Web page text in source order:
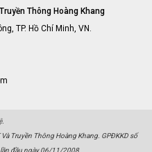
Thông Hoàng Khang
TP. Hồ Chí Minh, VN.
.
Truyền Thông Hoàng Khang. GPĐKKD số